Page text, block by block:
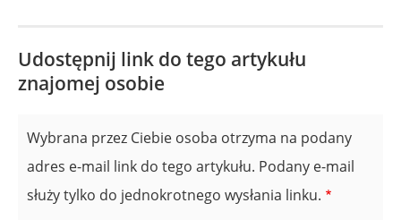
Udostępnij link do tego artykułu
znajomej osobie
Wybrana przez Ciebie osoba otrzyma na podany
adres e-mail link do tego artykułu. Podany e-mail
służy tylko do jednokrotnego wysłania linku.